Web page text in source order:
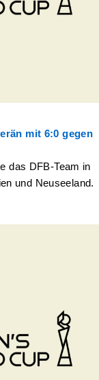
mit 6:0 gegen
das DFB-Team in
und Neuseeland.